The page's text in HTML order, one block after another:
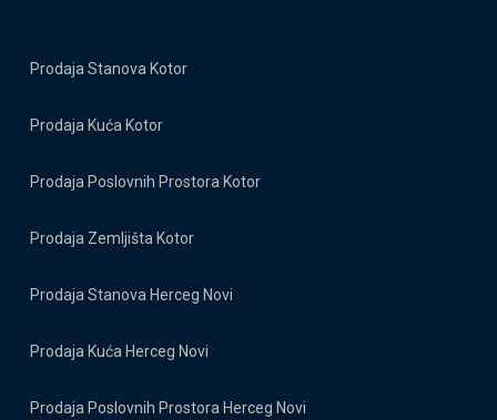
Prodaja Stanova Kotor
Prodaja Kuća Kotor
Prodaja Poslovnih Prostora Kotor
Prodaja Zemljišta Kotor
Prodaja Stanova Herceg Novi
Prodaja Kuća Herceg Novi
Prodaja Poslovnih Prostora Herceg Novi